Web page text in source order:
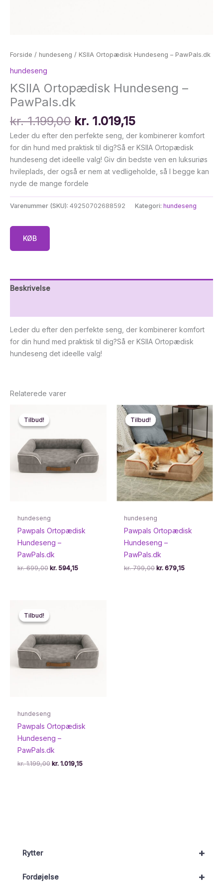
+
Rytter
+
Fordøjelse
Forside / hundeseng / KSIIA Ortopædisk Hundeseng – PawPals.dk
hundeseng
KSIIA Ortopædisk Hundeseng –
PawPals.dk
kr.1.199,00 Den
oprindelige
pris
var:
kr. 1.199,00.
kr. 1.019,15Den
aktuelle
pris
er:
kr. 1.019,15.
Leder du efter den perfekte seng, der kombinerer komfort
for din hund med praktisk til dig?Så er KSIIA Ortopædisk
hundeseng det ideelle valg! Giv din bedste ven en luksuriøs
hvileplads, der også er nem at vedligeholde, så I begge kan
nyde de mange fordele
Varenummer (SKU): 49250702688592 Kategori: hundeseng
KØB
Beskrivelse
Leder du efter den perfekte seng, der kombinerer komfort
for din hund med praktisk til dig?Så er KSIIA Ortopædisk
hundeseng det ideelle valg!
Relaterede varer
Tilbud!
Tilbud!
hundeseng
Pawpals Ortopædisk
Hundeseng –
PawPals.dk
kr.699,00 Den
kr. 594,15Den
Tilbud!
Tilbud!
hundeseng
Pawpals Ortopædisk
Hundeseng –
PawPals.dk
kr.799,00 Den
kr. 679,15Den
Tilbud!
Tilbud!
hundeseng
Pawpals Ortopædisk
Hundeseng –
PawPals.dk
kr.1.199,00 Den
kr. 1.019,15Den